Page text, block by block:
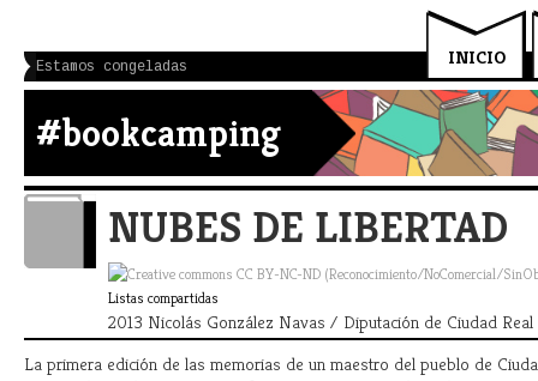
INICIO
Estamos congeladas
#bookcamping
NUBES DE LIBERTAD
Listas compartidas
2013 Nicolás González Navas / Diputación de Ciudad Real
La primera edición de las memorias de un maestro del pueblo de